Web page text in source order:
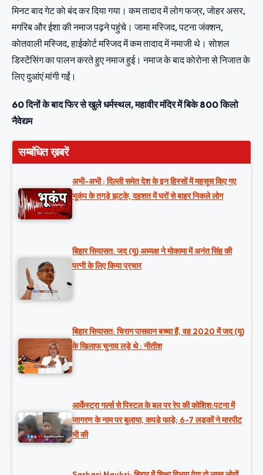
मिनट बाद गेट काे बंद कर दिया गया। कम तादाद में लाेग फज्र, जाेहर असर,
मगरिब और ईशा की नमाज पढ़ने पहुंचे। जामा मस्जिद, पटना जंक्शन,
काेतवाली मस्जिद, हाईकाेर्ट मस्जिद में कम तादाद में नमाजी थे। साेशल
डिस्टेंसिंग का पालन करते हुए नमाज हुई। नमाज के बाद काेराेना से निजात के
लिए दुआंएं मांगी गईं।
60 दिनों के बाद फिर से खुले धर्मस्थल, महावीर मंदिर में बिके 800 किलो
नैवेद्यम
सम्बंधित ख़बरें
अभी-अभी ; दिल्ली समेत देश के इन हिस्सों में महसूस किए गए
भूकंप के तगड़े झटके, दहशत में घरों से बाहर निकले लोग
बिहार सियासत: जद (यू) अध्यक्ष ने मोकामा में अनंत सिंह की
पत्नी के लिए किया प्रचार
बिहार सियासत: चिराग पासवान बच्चा हैं, वह 2020 में जद (यू)
के खिलाफ चुनाव लड़े थे : नीतीश
आर्केस्ट्रा गर्ल्स से पिस्टल के बल पर रेप की कोशिश:पटना में
जागरण के नाम पर बुलाया, कपड़े फाड़े; 6-7 लड़कों ने मारपीट
भी की